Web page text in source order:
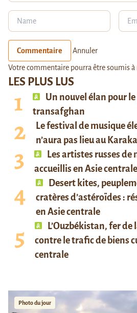
LES PLUS LUS
Un nouvel élan pour
transafghan
Le festival de musique
n’aura pas lieu au
Les artistes russes de
accueillis en Asie centrale
Desert kites,
cratères d’astéroïdes :
en Asie centrale
L’Ouzbékistan, fer
contre le trafic de biens
centrale
Photo du jour
Commentaire Annuler
Votre commentaire pourra être soumis à